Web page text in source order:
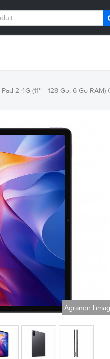
2 4G (11'' - 128 Go, 6 Go RAM)
Agrandir